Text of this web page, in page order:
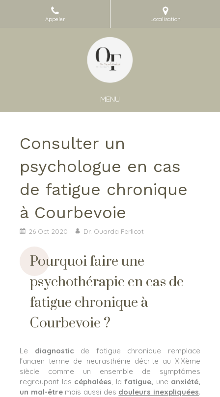
Appeler Localisation
MENU
Consulter un
psychologue en cas
de fatigue chronique
à Courbevoie
26 Oct 2020 Dr. Ouarda Ferlicot
Pourquoi faire une
psychothérapie en cas de
fatigue chronique à
Courbevoie ?
Le diagnostic de fatigue chronique remplace
l'ancien terme de neurasthénie décrite au XIXème
siècle comme un ensemble de symptômes
regroupant les céphalées, la fatigue, une anxiété,
un mal-être mais aussi des douleurs inexpliquées.